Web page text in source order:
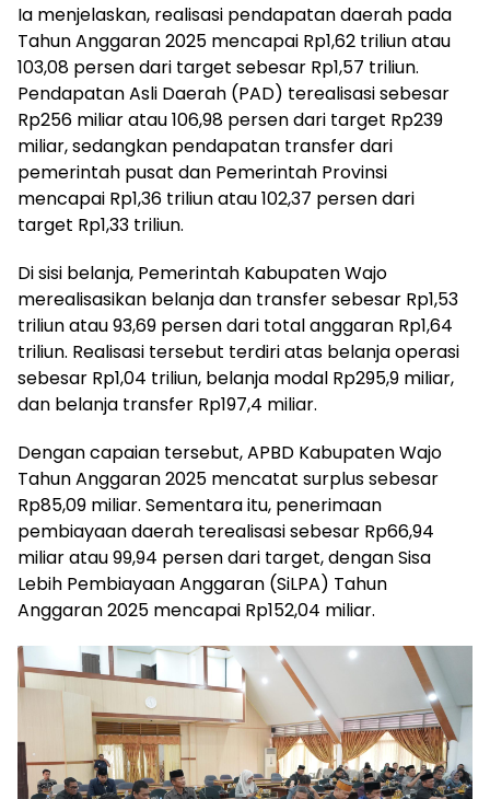
Ia menjelaskan, realisasi pendapatan daerah pada
Tahun Anggaran 2025 mencapai Rp1,62 triliun atau
103,08 persen dari target sebesar Rp1,57 triliun.
Pendapatan Asli Daerah (PAD) terealisasi sebesar
Rp256 miliar atau 106,98 persen dari target Rp239
miliar, sedangkan pendapatan transfer dari
pemerintah pusat dan Pemerintah Provinsi
mencapai Rp1,36 triliun atau 102,37 persen dari
target Rp1,33 triliun.
Di sisi belanja, Pemerintah Kabupaten Wajo
merealisasikan belanja dan transfer sebesar Rp1,53
triliun atau 93,69 persen dari total anggaran Rp1,64
triliun. Realisasi tersebut terdiri atas belanja operasi
sebesar Rp1,04 triliun, belanja modal Rp295,9 miliar,
dan belanja transfer Rp197,4 miliar.
Dengan capaian tersebut, APBD Kabupaten Wajo
Tahun Anggaran 2025 mencatat surplus sebesar
Rp85,09 miliar. Sementara itu, penerimaan
pembiayaan daerah terealisasi sebesar Rp66,94
miliar atau 99,94 persen dari target, dengan Sisa
Lebih Pembiayaan Anggaran (SiLPA) Tahun
Anggaran 2025 mencapai Rp152,04 miliar.